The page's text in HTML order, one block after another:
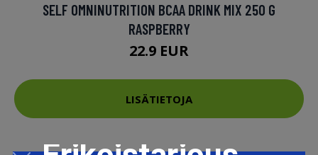
SELF OMNINUTRITION BCAA DRINK MIX 250 G
RASPBERRY
22.9 EUR
LISÄTIETOJA